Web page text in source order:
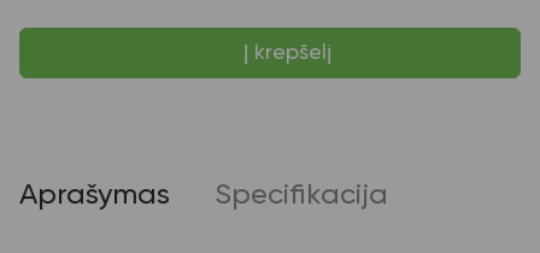
atlasinė
Keyroad,
spalvos
Į krepšelį
Aprašymas Specifikacija